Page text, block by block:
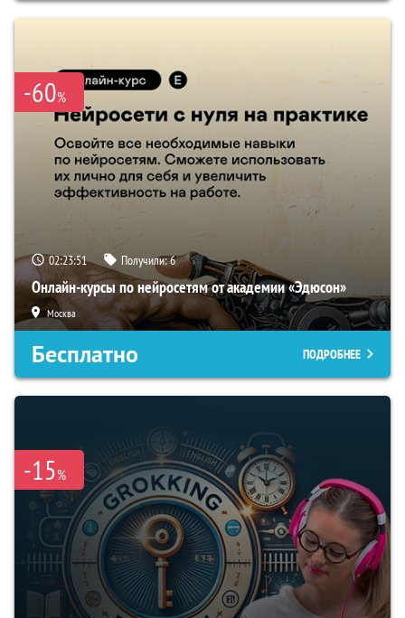
-60%
02:23:50 Получили:6
Онлайн-курсы по нейросетям от академии «Эдюсон»
Москва
Бесплатно ПОДРОБНЕЕ
-15%